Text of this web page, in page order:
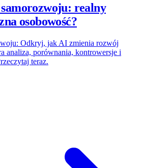
realny
osobowość?
Odkryj, jak AI zmienia rozwój
analiza, porównania, kontrowersje i
teraz.